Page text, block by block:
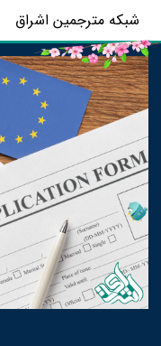
شبکه مترجمین اشراق